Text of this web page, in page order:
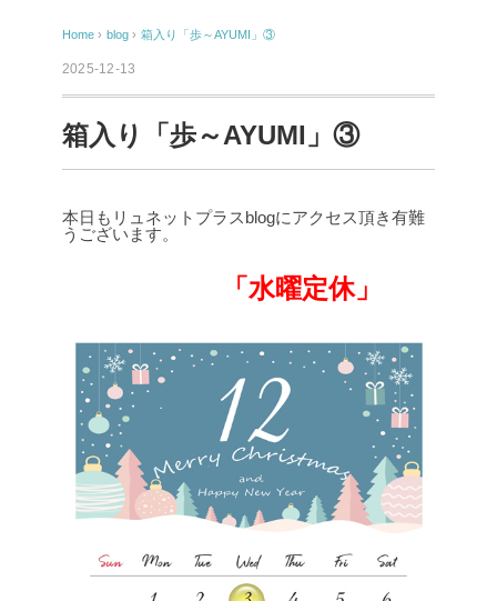
Home › blog › 箱入り「歩～AYUMI」③
2025-12-13
箱入り「歩～AYUMI」③
本日もリュネットプラスblogにアクセス頂き有難
うございます。
「水曜定休」